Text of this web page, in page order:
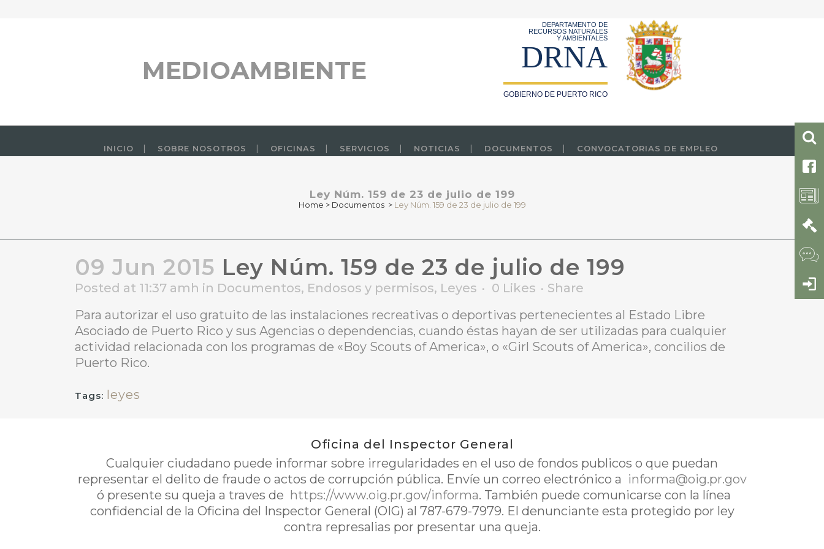
MEDIOAMBIENTE
DEPARTAMENTO DE
RECURSOS NATURALES
Y AMBIENTALES
DRNA
GOBIERNO DE PUERTO RICO
INICIO SOBRE NOSOTROS OFICINAS SERVICIOS NOTICIAS DOCUMENTOS CONVOCATORIAS DE EMPLEO
Ley Núm. 159 de 23 de julio de 199
Home > Documentos > Ley Núm. 159 de 23 de julio de 199
09 Jun 2015 Ley Núm. 159 de 23 de julio de 199
Posted at 11:37 amh in Documentos, Endosos y permisos, Leyes 0 Likes
Share
Para autorizar el uso gratuito de las instalaciones recreativas o deportivas pertenecientes al Estado Libre
Asociado de Puerto Rico y sus Agencias o dependencias, cuando éstas hayan de ser utilizadas para cualquier
actividad relacionada con los programas de «Boy Scouts of America», o «Girl Scouts of America», concilios de
Puerto Rico.
Tags: leyes
Oficina del Inspector General
Cualquier ciudadano puede informar sobre irregularidades en el uso de fondos publicos o que puedan
representar el delito de fraude o actos de corrupción pública. Envíe un correo electrónico a informa@oig.pr.gov
ó presente su queja a traves de https://www.oig.pr.gov/informa. También puede comunicarse con la línea
confidencial de la Oficina del Inspector General (OIG) al 787-679-7979. El denunciante esta protegido por ley
contra represalias por presentar una queja.